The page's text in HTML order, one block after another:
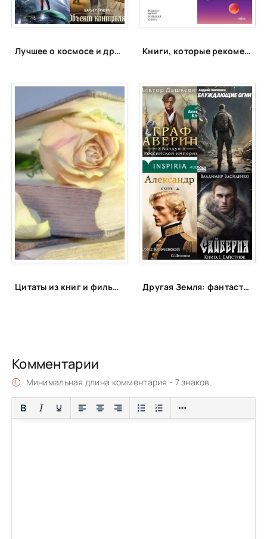
38
40
43
44
45
46
47
48
49
Лучшее о космосе и других планетах Книги, которые рекомендует космонавт Константин Борисов (Спич)
Цитаты из книг и фильмов, которые помогут не сдаться в трудную минуту или после неудачи Другая Земля: фантастика с альтернативной историей
Комментарии
Минимальная длина комментария - 7 знаков.